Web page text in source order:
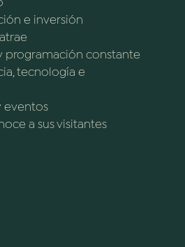
e inversión
programación constante
tecnología e
eventos
a sus visitantes